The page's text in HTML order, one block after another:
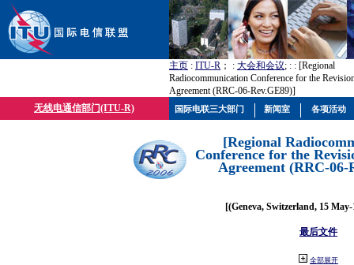
主页 : ITU-R ； : 大会和会议; : : [Regional
Radiocommunication Conference for the
Agreement (RRC-06-Rev.GE89)]
无线电通信部门(ITU-R)
[Regional
Conference for the
Agreement (RRC-06-
[(Geneva, Switzerland, 15
最后文件
全部展开
国际电联三大部门 新闻室 各项活动